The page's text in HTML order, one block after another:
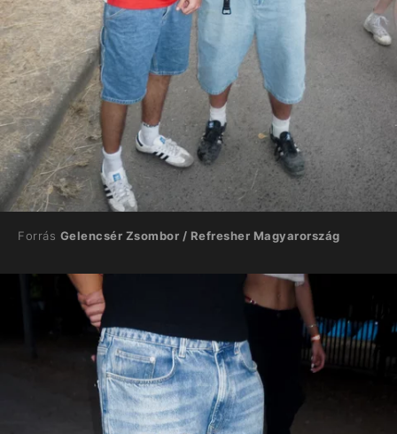
Forrás Gelencsér Zsombor / Refresher Magyarország